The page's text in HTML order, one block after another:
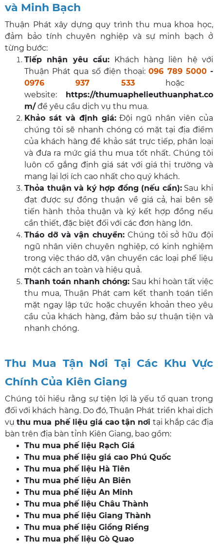
và Minh Bạch
Thuận Phát xây dựng quy trình thu mua khoa học,
đảm bảo tính chuyên nghiệp và sự minh bạch ở
từng bước:
Tiếp nhận yêu cầu: Khách hàng liên hệ với
Thuận Phát qua số điện thoại:096 789 5000-
0976 937 533hoặc
website: https://thumuaphelieuthuanphat.co
m/để yêu cầu dịch vụ thu mua.
Khảo sát và định giá:Đội ngũ nhân viên của
chúng tôi sẽ nhanh chóng có mặt tại địa điểm
của khách hàng để khảo sát trực tiếp, phân loại
và đưa ra mức giá thu mua tốt nhất. Chúng tôi
luôn cố gắng định giá sát với giá thị trường và
mang lại lợi ích cao nhất cho quý khách.
Thỏa thuận và ký hợp đồng (nếu cần):Sau khi
đạt được sự đồng thuận về giá cả, hai bên sẽ
tiến hành thỏa thuận và ký kết hợp đồng nếu
cần thiết, đặc biệt đối với các đơn hàng lớn.
Tháo dỡ và vận chuyển: Chúng tôi sở hữu đội
ngũ nhân viên chuyên nghiệp, có kinh nghiệm
trong việc tháo dỡ, vận chuyển các loại phế liệu
một cách an toàn và hiệu quả.
Thanh toán nhanh chóng: Sau khi hoàn tất việc
thu mua, Thuận Phát cam kết thanh toán tiền
mặt ngay lập tức hoặc chuyển khoản theo yêu
cầu của khách hàng, đảm bảo sự thuận tiện và
nhanh chóng.
Thu Mua Tận Nơi Tại Các Khu Vực
Chính Của Kiên Giang
Chúng tôi hiểu rằng sự tiện lợi là yếu tố quan trọng
đối với khách hàng. Do đó, Thuận Phát triển khai dịch
vụthu mua phế liệu giá cao tận nơi tại khắp các địa
bàn trên địa bàn tỉnh Kiên Giang, bao gồm:
Thu mua phế liệu Rạch Giá
Thu mua phế liệu giá cao Phú Quốc
Thu mua phế liệu Hà Tiên
Thu mua phế liệu An Biên
Thu mua phế liệu An Minh
Thu mua phế liệu Châu Thành
Thu mua phế liệu Giang Thành
Thu mua phế liệu Giồng Riềng
Thu mua phế liệu Gò Quao